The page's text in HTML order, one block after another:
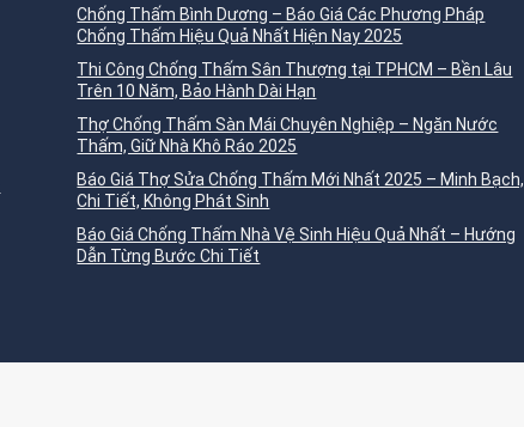
Chống Thấm Bình Dương – Báo Giá Các Phương Pháp
Chống Thấm Hiệu Quả Nhất Hiện Nay 2025
Thi Công Chống Thấm Sân Thượng tại TPHCM – Bền Lâu
Trên 10 Năm, Bảo Hành Dài Hạn
Thợ Chống Thấm Sàn Mái Chuyên Nghiệp – Ngăn Nước
Thấm, Giữ Nhà Khô Ráo 2025
Báo Giá Thợ Sửa Chống Thấm Mới Nhất 2025 – Minh Bạch,
Chi Tiết, Không Phát Sinh
Báo Giá Chống Thấm Nhà Vệ Sinh Hiệu Quả Nhất – Hướng
Dẫn Từng Bước Chi Tiết